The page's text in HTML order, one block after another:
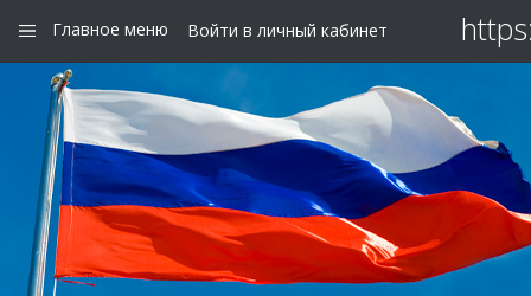
Главное меню Войти в личный кабинет